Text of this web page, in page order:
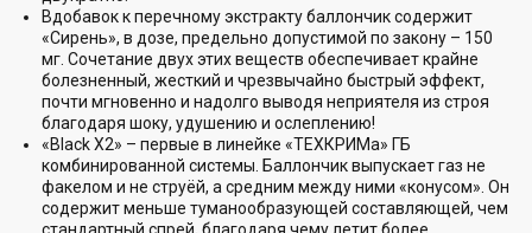
Вдобавок к перечному экстракту баллончик содержит
«Сирень», в дозе, предельно допустимой по закону – 150
мг. Сочетание двух этих веществ обеспечивает крайне
болезненный, жесткий и чрезвычайно быстрый эффект,
почти мгновенно и надолго выводя неприятеля из строя
благодаря шоку, удушению и ослеплению!
«Black Х2» – первые в линейке «ТЕХКРИМа» ГБ
комбинированной системы. Баллончик выпускает газ не
факелом и не струёй, а средним между ними «конусом». Он
содержит меньше туманообразующей составляющей, чем